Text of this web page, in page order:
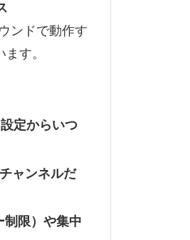
ンドで動作す
す。
定からいつ
ャンネルだ
制限）や集中